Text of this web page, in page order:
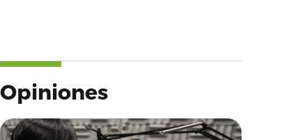
Opiniones